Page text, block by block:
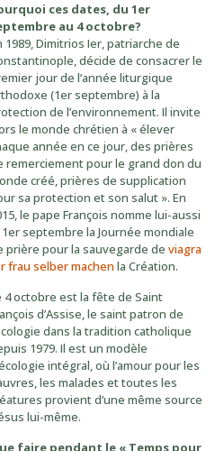
ces dates, du 1er
au 4 octobre?
1989, Dimitrios Ier, patriarche de
décide de consacrer le
jour de l’année liturgique
(1er septembre) à la
de l’environnement. Il invite
le monde chrétien à « élever
année en ce jour, des prières
remerciement pour le grand don du
créé, prières de supplication
sa protection et son salut ». En
le pape François nomme lui-aussi
septembre la Journée mondiale
prière pour la sauvegarde de viagra
frau selber machen la Création.
4 octobre est la fête de Saint
d’Assise, le saint patron de
dans la tradition catholique
1979. Il est un modèle
intégral, où l’amour pour les
les malades et toutes les
provient d’une même source
lui-même.
faire pendant le « Temps pour